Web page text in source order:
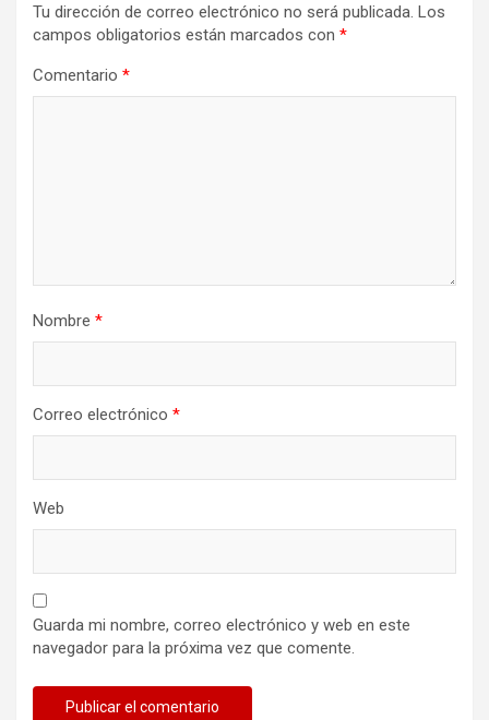
Tu dirección de correo electrónico no será publicada. Los
campos obligatorios están marcados con *
Comentario *
Nombre *
Correo electrónico *
Web
Guarda mi nombre, correo electrónico y web en este
navegador para la próxima vez que comente.